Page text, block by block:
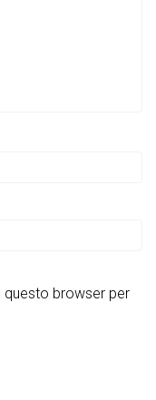
questo browser per